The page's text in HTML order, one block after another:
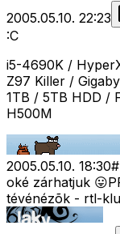
2005.05.10. 22:23
:C
i5-4690K /
Z97 Killer /
1TB / 5TB HDD /
H500M
2005.05.10. 18:30#
oké zárhatjuk
tévénézõk - rtl-